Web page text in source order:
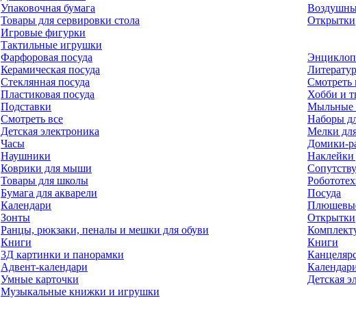
Упаковочная бумага
Товары для сервировки стола
Открытки
Игровые фигурки
Тактильные игрушки
Фарфоровая посуда
Керамическая посуда
Стеклянная посуда
Пластиковая посуда
Подставки
Смотреть все
Детская электроника
Часы
Наушники
Коврики для мыши
Товары для школы
Бумага для акварели
Календари
Зонты
Ранцы, рюкзаки, пеналы и мешки для обуви
Книги
3Д картинки и панорамки
Адвент-календари
Умные карточки
Музыкальные книжки и игрушки
Смотреть
Хобби и
Мыльные
Наборы
Мелки
Домики-
Наклейки
Посуда
Открытки
Книги
Детская